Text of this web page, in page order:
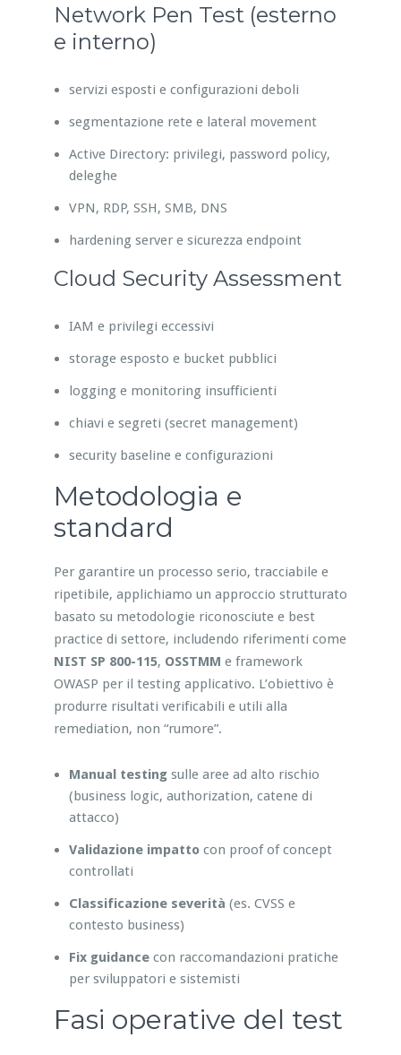
Network Pen Test (esterno
e interno)
servizi esposti e configurazioni deboli
segmentazione rete e lateral movement
Active Directory: privilegi, password policy,
deleghe
VPN, RDP, SSH, SMB, DNS
hardening server e sicurezza endpoint
Cloud Security Assessment
IAM e privilegi eccessivi
storage esposto e bucket pubblici
logging e monitoring insufficienti
chiavi e segreti (secret management)
security baseline e configurazioni
Metodologia e
standard
Per garantire un processo serio, tracciabile e
ripetibile, applichiamo un approccio strutturato
basato su metodologie riconosciute e best
practice di settore, includendo riferimenti come
NIST SP 800-115, OSSTMM e framework
OWASP per il testing applicativo. L’obiettivo è
produrre risultati verificabili e utili alla
remediation, non “rumore”.
Manual testingsulle aree ad alto rischio
(business logic, authorization, catene di
attacco)
Validazione impattocon proof of concept
controllati
Classificazione severità (es. CVSS e
contesto business)
Fix guidancecon raccomandazioni pratiche
per sviluppatori e sistemisti
Fasi operative del test